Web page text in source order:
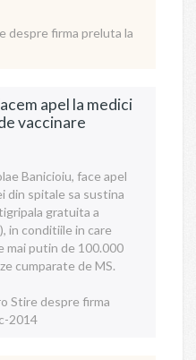
despre firma preluta la
apel la medici
vaccinare
Banicioiu, face apel
din spitale sa sustina
gratuita a
in conditiile in care
mai putin de 100.000
cumparate de MS.
Stire despre firma
2014